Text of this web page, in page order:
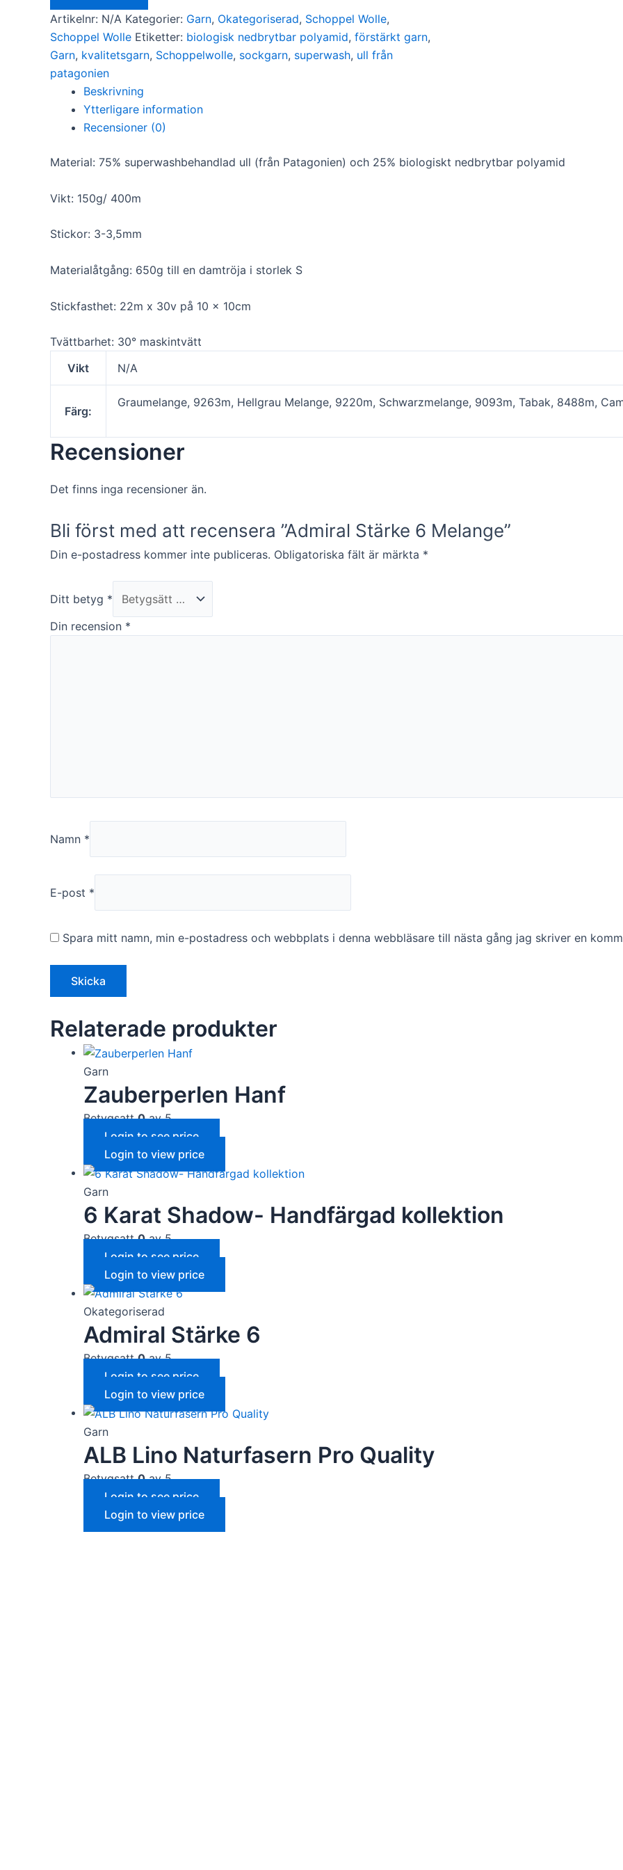
Artikelnr: N/A Kategorier: Garn, Okategoriserad, Schoppel Wolle,
Schoppel Wolle Etiketter: biologisk nedbrytbar polyamid, förstärkt garn,
Garn, kvalitetsgarn, Schoppelwolle, sockgarn, superwash, ull från
patagonien
Beskrivning
Ytterligare information
Recensioner (0)
Material: 75% superwashbehandlad ull (från Patagonien) och 25% biologiskt nedbrytbar polyamid
Vikt: 150g/ 400m
Stickor: 3-3,5mm
Materialåtgång: 650g till en damtröja i storlek S
Stickfasthet: 22m x 30v på 10 x 10cm
Tvättbarhet: 30° maskintvätt
Vikt
N/A
Färg:
Graumelange, 9263m, Hellgrau Melange, 9220m, Schwarzmelange, 9093m, Tabak, 8488m,
Recensioner
Det finns inga recensioner än.
Bli först med att recensera ”Admiral Stärke 6 Melange”
Din e-postadress kommer inte publiceras. Obligatoriska fält är märkta *
Ditt betyg *
Din recension *
Namn *
E-post *
Spara mitt namn, min e-postadress och webbplats i denna webbläsare till nästa gång jag skriver en
Relaterade produkter
Garn
Zauberperlen Hanf
Betygsatt0av 5
Login to see price
Login to view price
Garn
6 Karat Shadow- Handfärgad kollektion
Betygsatt0av 5
Login to see price
Login to view price
Okategoriserad
Admiral Stärke 6
Betygsatt0av 5
Login to see price
Login to view price
Garn
ALB Lino Naturfasern Pro Quality
Betygsatt0av 5
Login to see price
Login to view price